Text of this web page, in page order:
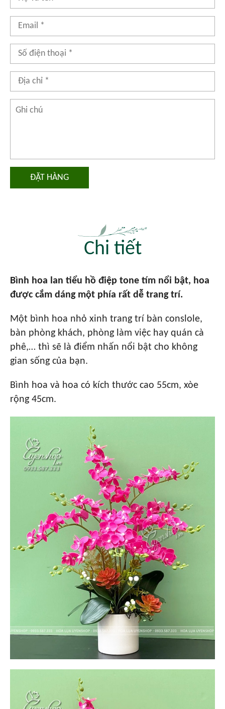
ĐẶT HÀNG
Chi tiết
Bình hoa lan tiểu hồ điệp tone tím nổi bật, hoa
được cắm dáng một phía rất dễ trang trí.
Một bình hoa nhỏ xinh trang trí bàn conslole,
bàn phòng khách, phòng làm việc hay quán cà
phê,… thì sẽ là điểm nhấn nổi bật cho không
gian sống của bạn.
Bình hoa và hoa có kích thước cao 55cm, xòe
rộng 45cm.